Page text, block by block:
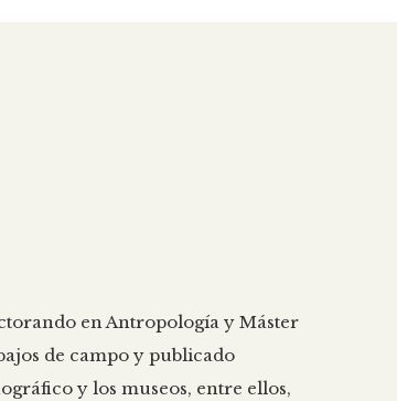
en Antropología y Máster
de campo y publicado
y los museos, entre ellos,